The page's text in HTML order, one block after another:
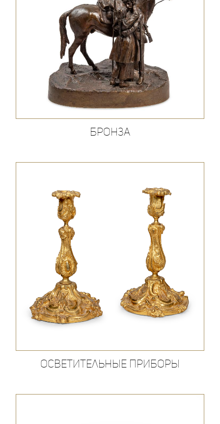
Бронза
Осветительные приборы